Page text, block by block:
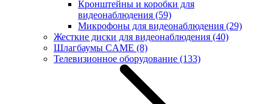
Кронштейны и коробки для
видеонаблюдения (59)
Микрофоны для видеонаблюдения (29)
Жесткие диски для видеонаблюдения (40)
Шлагбаумы CAME (8)
Телевизионное оборудование (133)